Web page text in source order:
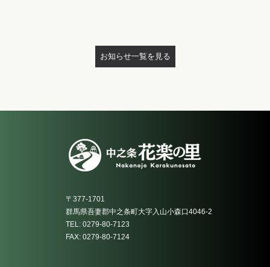
お知らせ一覧を見る
〒377-1701
群馬県吾妻郡中之条町大字入山小森口4046-2
TEL: 0279-80-7123
FAX: 0279-80-7124